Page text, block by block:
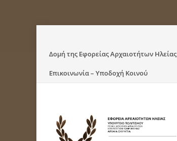
Skip
to
Δομή της Εφορείας Αρχαιοτήτων Ηλείας
Επικοινωνία – Υποδοχή Κοινού